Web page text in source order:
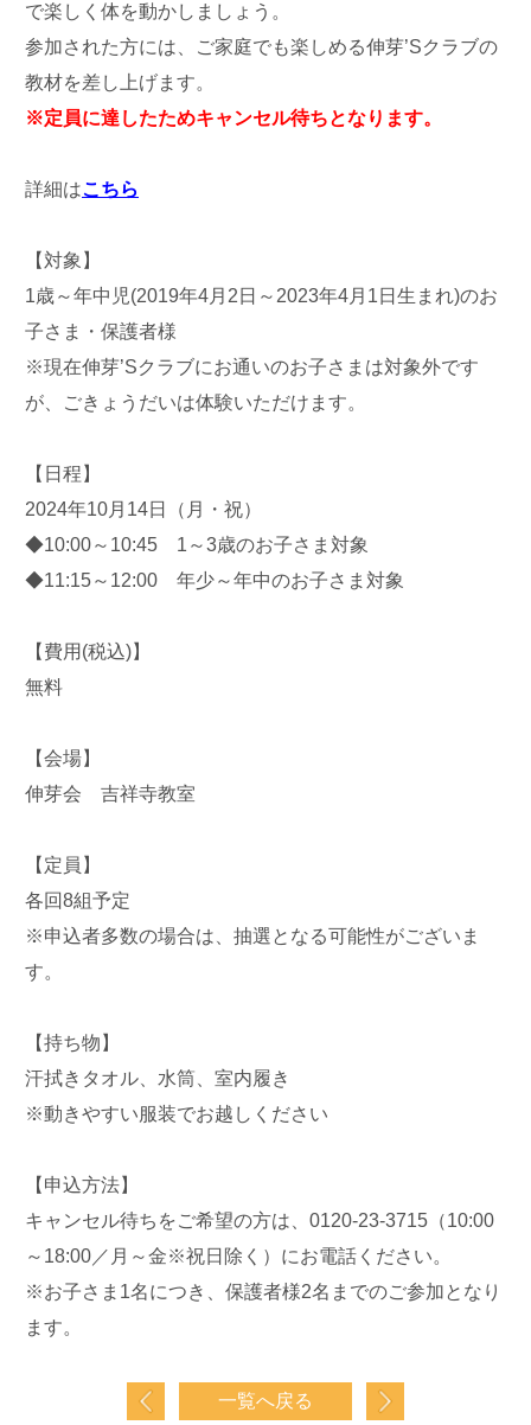
で楽しく体を動かしましょう。
参加された方には、ご家庭でも楽しめる伸芽’Sクラブの
教材を差し上げます。
※定員に達したためキャンセル待ちとなります。
詳細はこちら
【対象】
1歳～年中児(2019年4月2日～2023年4月1日生まれ)のお
子さま・保護者様
※現在伸芽’Sクラブにお通いのお子さまは対象外です
が、ごきょうだいは体験いただけます。
【日程】
2024年10月14日（月・祝）
◆10:00～10:45 1～3歳のお子さま対象
◆11:15～12:00 年少～年中のお子さま対象
【費用(税込)】
無料
【会場】
伸芽会 吉祥寺教室
【定員】
各回8組予定
※申込者多数の場合は、抽選となる可能性がございま
す。
【持ち物】
汗拭きタオル、水筒、室内履き
※動きやすい服装でお越しください
【申込方法】
キャンセル待ちをご希望の方は、0120-23-3715（10:00
～18:00／月～金※祝日除く）にお電話ください。
※お子さま1名につき、保護者様2名までのご参加となり
ます。
一覧へ戻る